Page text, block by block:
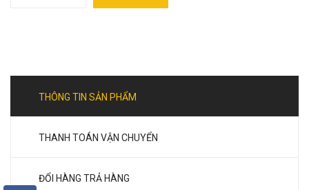
THÔNG TIN SẢN PHẨM
THANH TOÁN VẬN CHUYỂN
ĐỔI HÀNG TRẢ HÀNG